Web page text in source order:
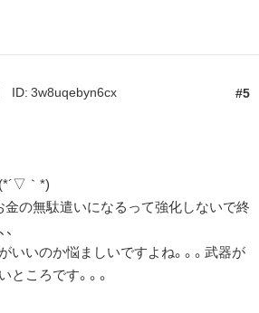
5
ID: 3w8uqebyn6cx
｀*)
金の無駄遣いになるって強化しないで終
いいのか悩ましいですよね。。。武器が
ころです。。。